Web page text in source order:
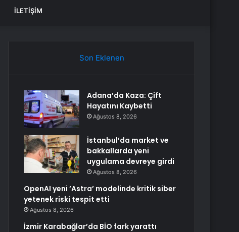
İLETIŞIM
Son Eklenen
Adana’da Kaza: Çift
Hayatını Kaybetti
Ağustos 8, 2026
İstanbul’da market ve
bakkallarda yeni
uygulama devreye girdi
Ağustos 8, 2026
OpenAI yeni ’Astra’ modelinde kritik siber
yetenek riski tespit etti
Ağustos 8, 2026
İzmir Karabağlar’da BİO fark yarattı